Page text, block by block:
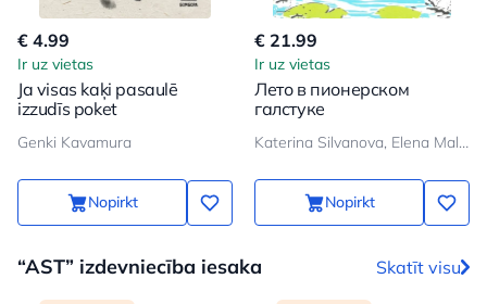
€ 4.99
Ir uz vietas
Ja visas kaķi pasaulē
izzudīs poket
Genki Kavamura
Nopirkt
€ 21.99
Ir uz vietas
Лето в пионерском
галстуке
Katerina Silvanova, Elena Malisova
Nopirkt
“AST” izdevniecība iesaka Skatīt visu